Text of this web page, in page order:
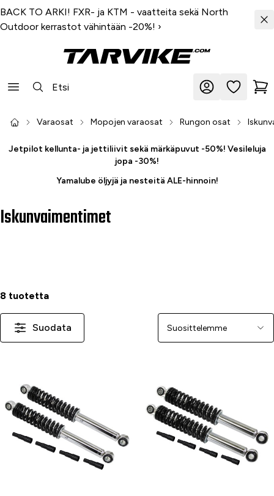
BACK TO ARKI! FXR- ja KTM - vaatteita sekä North
Outdoor kerrastot vähintään -20%! ›
Varaosat Mopojen varaosat Rungon osat
Jetpilot kellunta- ja jettiliivit sekä märkäpuvut -50%! Vesileluja
jopa -30%!
Yamalube öljyjä ja nesteitä ALE-hinnoin!
Iskunvaimentimet
8 tuotetta
Suodata Järjestä